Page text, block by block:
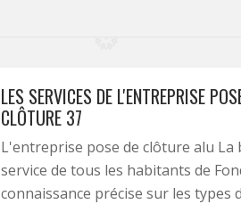
LES SERVICES DE L'ENTREPRISE
CLÔTURE 37
L'entreprise pose de clôture alu La
service de tous les habitants de
connaissance précise sur les types